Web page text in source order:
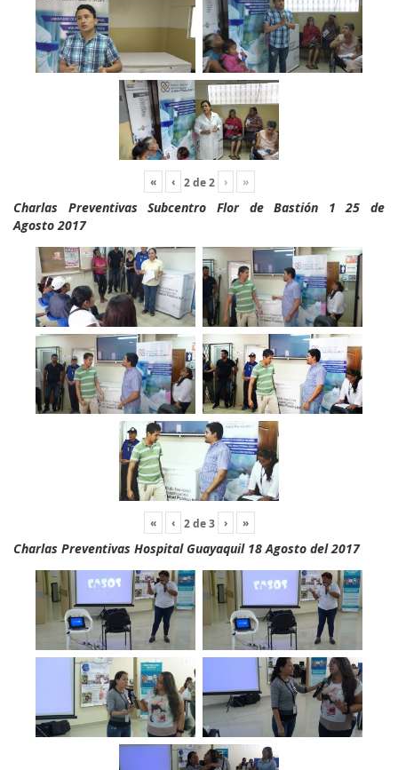
« ‹ 2de2 › »
Charlas Preventivas Subcentro Flor de Bastión 1 25 de
Agosto 2017
« ‹ 2de3 › »
Charlas Preventivas Hospital Guayaquil 18 Agosto del 2017